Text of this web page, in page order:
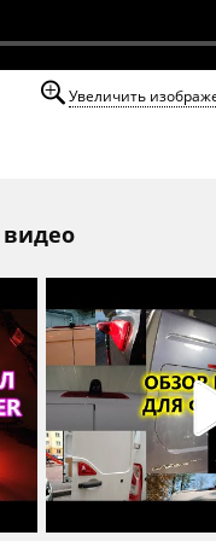
Увеличить